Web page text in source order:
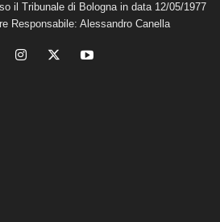
il Tribunale di Bologna in data 12/05/1977
Responsabile: Alessandro Canella